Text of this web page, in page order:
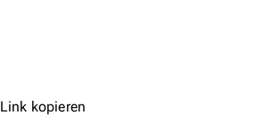
Link kopieren